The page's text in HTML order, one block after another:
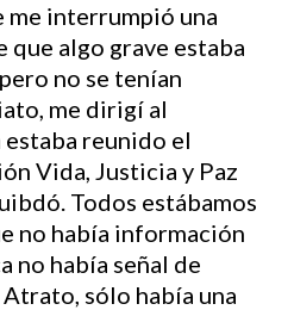
me interrumpió una
que algo grave estaba
no se tenían
me dirigí al
reunido el
Vida, Justicia y Paz
Todos estábamos
no había información
no había señal de
sólo había una